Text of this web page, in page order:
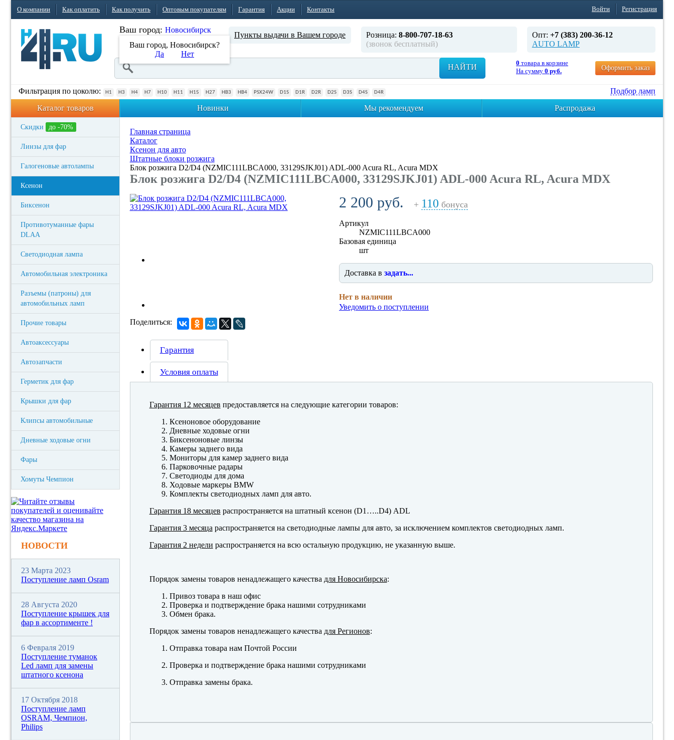
О компании Как оплатить Как получить Оптовым покупателям Гарантия Акции Контакты Войти Регистрация
Ваш город: Новосибирск
Ваш город, Новосибирск?
Да
Нет
Пункты выдачи в Вашем городе Розница: 8-800-707-18-63
(звонок бесплатный)
Опт: +7 (383) 200-36-12
AUTO LAMP
НАЙТИ 0 товара в корзине
На сумму 0 руб. Оформить заказ
Фильтрация по цоколю: H1 H3 H4 H7 H10 H11 H15 H27 HB3 HB4 PSX24W D1S D1R D2R D2S D3S D4S D4R
Подбор ламп
Каталог товаров
Новинки Мы рекомендуем Распродажа
Скидки до -70%
Линзы для фар
Галогеновые автолампы
Ксенон
Биксенон
Противотуманные фары
DLAA
Светодиодная лампа
Автомобильная электроника
Разъемы (патроны) для
автомобильных ламп
Прочие товары
Автоаксессуары
Автозапчасти
Герметик для фар
Крышки для фар
Клипсы автомобильные
Дневные ходовые огни
Фары
Хомуты Чемпион
Главная страница
Каталог
Ксенон для авто
Штатные блоки розжига
Блок розжига D2/D4 (NZMIC111LBCA000, 33129SJKJ01) ADL-000 Acura RL, Acura MDX
Блок розжига D2/D4 (NZMIC111LBCA000, 33129SJKJ01) ADL-000 Acura RL, Acura MDX
2 200 руб. + 110 бонуса
Артикул
NZMIC111LBCA000
Базовая единица
шт
Доставка в задать...
Нет в наличии
Уведомить о поступлении
Поделиться:
Гарантия
Условия оплаты
Гарантия 12 месяцев предоставляется на следующие категории товаров:
Ксеноновое оборудование
Дневные ходовые огни
Биксеноновые линзы
Камеры заднего вида
Мониторы для камер заднего вида
Парковочные радары
Светодиоды для дома
Ходовые маркеры BMW
Комплекты светодиодных ламп для авто.
Гарантия 18 месяцев распространяется на штатный ксенон (D1…..D4) ADL
Гарантия 3 месяца распространяется на светодиодные лампы для авто, за исключением комплектов светодиодных ламп.
Гарантия 2 недели распространяется на всю остальную продукцию, не указанную выше.
Порядок замены товаров ненадлежащего качества для Новосибирска:
Привоз товара в наш офис
Проверка и подтверждение брака нашими сотрудниками
Обмен брака.
Порядок замены товаров ненадлежащего качества для Регионов:
Отправка товара нам Почтой России
Проверка и подтверждение брака нашими сотрудниками
Отправка замены брака.
НОВОСТИ
23 Марта 2023
Поступление ламп Osram
28 Августа 2020
Поступление крышек для
фар в ассортименте !
6 Февраля 2019
Поступление туманок
Led ламп для замены
штатного ксенона
17 Октября 2018
Поступление ламп
OSRAM, Чемпион,
Philips